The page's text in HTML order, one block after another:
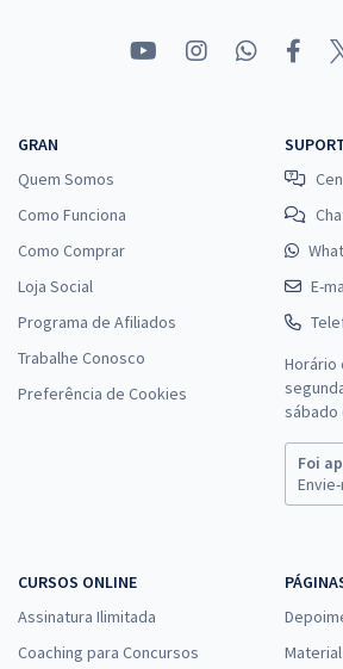
GRAN
Quem Somos
Como Funciona
Como Comprar
Loja Social
Programa de Afiliados
Trabalhe Conosco
Preferência de Cookies
E-
Horário
sábado
Foi
CURSOS ONLINE
Assinatura Ilimitada
Coaching para Concursos